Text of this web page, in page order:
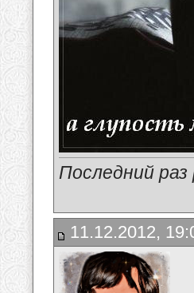
Последний
11.12.2012,